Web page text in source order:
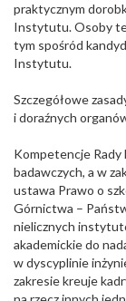
praktycznym
Instytutu. Osoby
tym spośród
Instytutu.
Szczegółowe
i doraźnych
Kompetencje
badawczych, a w
ustawa Prawo o
Górnictwa –
nielicznych
akademickie do
w dyscyplinie
zakresie kreuje